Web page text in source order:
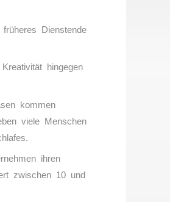
Dienstende
hingegen
kommen
viele Menschen
ihren
zwischen 10 und